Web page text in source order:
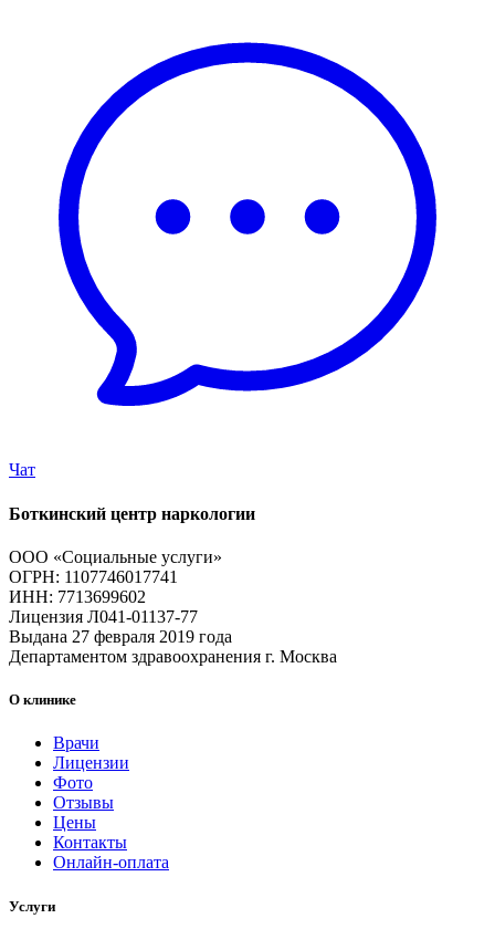
Чат
Боткинский центр наркологии
ООО «Социальные услуги»
ОГРН: 1107746017741
ИНН: 7713699602
Лицензия Л041-01137-77
Выдана 27 февраля 2019 года
Департаментом здравоохранения г. Москва
О клинике
Врачи
Лицензии
Фото
Отзывы
Цены
Контакты
Онлайн-оплата
Услуги